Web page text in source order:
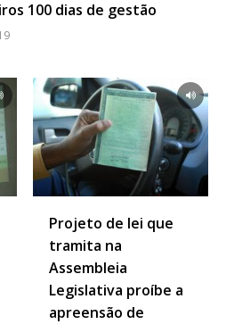
100 dias de gestão
Projeto de lei que
tramita na
Assembleia
Legislativa proíbe a
apreensão de